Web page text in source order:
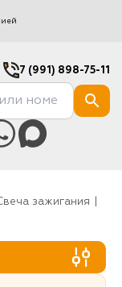
7 (991) 898-75-11
Свеча зажигания